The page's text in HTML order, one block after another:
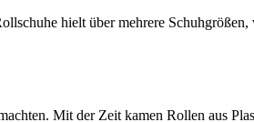
hielt über mehrere
Mit der Zeit kamen Rollen aus